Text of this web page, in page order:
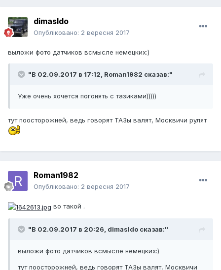
dimasldo
Опубліковано: 2 вересня 2017
выложи фото датчиков всмысле немецких:)
"В 02.09.2017 в 17:12, Roman1982 сказав:"
Уже очень хочется погонять с тазиками)))))
тут поосторожней, ведь говорят ТАЗы валят, Москвичи рулят
Roman1982
Опубліковано: 2 вересня 2017
во такой .
"В 02.09.2017 в 20:26, dimasldo сказав:"
выложи фото датчиков всмысле немецких:)
тут поосторожней, ведь говорят ТАЗы валят, Москвичи